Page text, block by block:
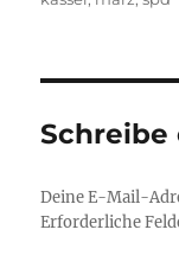
Schreibe
Deine E-Mail-
Erforderliche